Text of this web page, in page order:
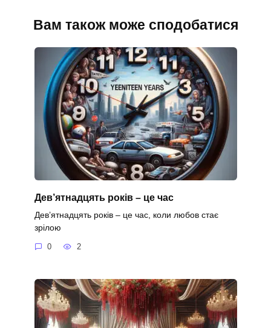
Вам також може сподобатися
Дев’ятнадцять років – це час
Дев’ятнадцять років – це час, коли любов стає
зрілою
0 2